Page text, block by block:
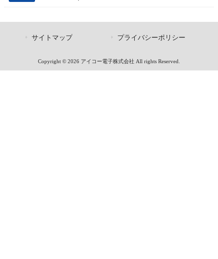
サイトマップ プライバシーポリシー
Copyright © 2026 アイコー電子株式会社 All rights Reserved.